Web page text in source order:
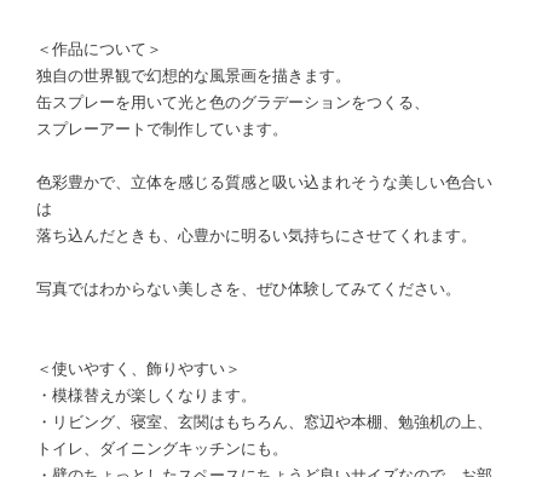
＜作品について＞
独自の世界観で幻想的な風景画を描きます。
缶スプレーを用いて光と色のグラデーションをつくる、
スプレーアートで制作しています。
色彩豊かで、立体を感じる質感と吸い込まれそうな美しい色合い
は
落ち込んだときも、心豊かに明るい気持ちにさせてくれます。
写真ではわからない美しさを、ぜひ体験してみてください。
＜使いやすく、飾りやすい＞
・模様替えが楽しくなります。
・リビング、寝室、玄関はもちろん、窓辺や本棚、勉強机の上、
トイレ、ダイニングキッチンにも。